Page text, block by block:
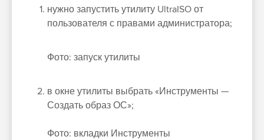
нужно запустить утилиту UltraISO от
пользователя с правами администратора;
Фото: запуск утилиты
в окне утилиты выбрать «Инструменты —
Создать образ ОС»;
Фото: вкладки Инструменты